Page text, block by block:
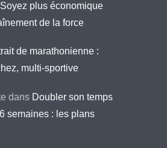
Soyez plus économique
de la force
de marathonienne :
multi-sportive
dans Doubler son temps
semaines : les plans